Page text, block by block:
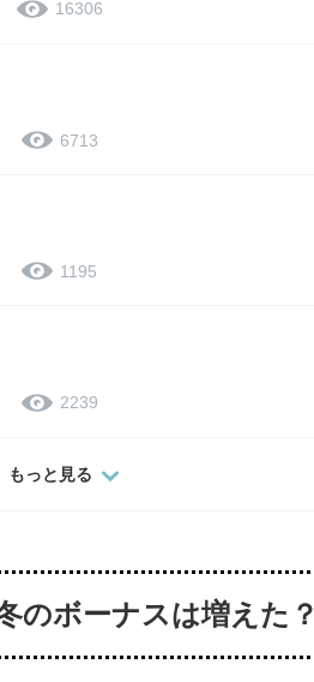
16306
6713
1195
2239
もっと見る
のボーナスは増えた？